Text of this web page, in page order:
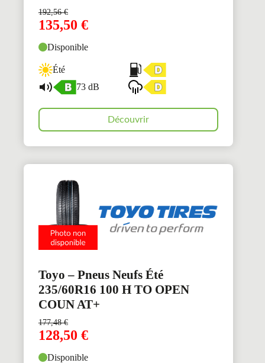
192,56€
135,50 €
Disponible
Été
73 dB
Découvrir
Toyo – Pneus Neufs Été
235/60R16 100 H TO OPEN
COUN AT+
177,48€
128,50 €
Disponible